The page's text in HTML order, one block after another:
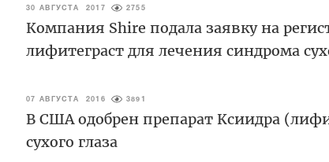
30 АВГУСТА 2017 2755
Компания Shire подала заявку на
лифитеграст для лечения синдрома
07 АВГУСТА 2016 3891
В США одобрен препарат Ксиидра
сухого глаза